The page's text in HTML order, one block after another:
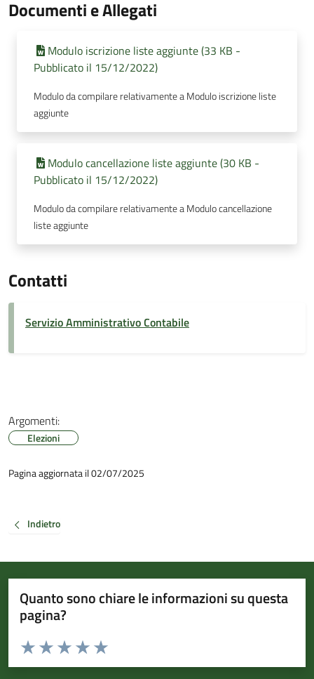
Documenti e Allegati
Modulo iscrizione liste aggiunte (33 KB -
Pubblicato il 15/12/2022)
Modulo da compilare relativamente a Modulo iscrizione liste
aggiunte
Modulo cancellazione liste aggiunte (30 KB -
Pubblicato il 15/12/2022)
Modulo da compilare relativamente a Modulo cancellazione
liste aggiunte
Contatti
Servizio Amministrativo Contabile
Argomenti:
Elezioni
Pagina aggiornata il 02/07/2025
Indietro
Quanto sono chiare le informazioni su questa
pagina?
Valuta da 1 a 5 stelle la pagina
Valuta 5 stelle su 5
Valuta 4 stelle su 5
Valuta 3 stelle su 5
Valuta 2 stelle su 5
Valuta 1 stelle su 5